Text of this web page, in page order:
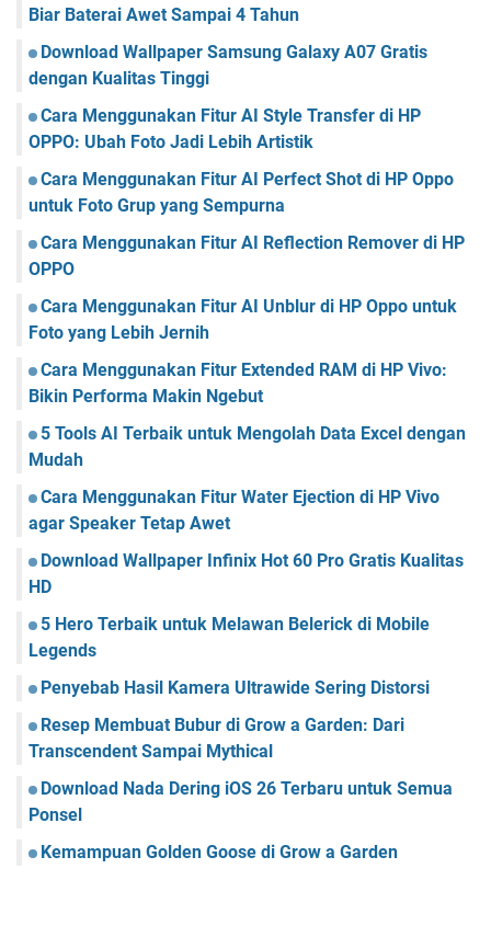
Biar Baterai Awet Sampai 4 Tahun
Download Wallpaper Samsung Galaxy A07 Gratis
dengan Kualitas Tinggi
Cara Menggunakan Fitur AI Style Transfer di HP
OPPO: Ubah Foto Jadi Lebih Artistik
Cara Menggunakan Fitur AI Perfect Shot di HP Oppo
untuk Foto Grup yang Sempurna
Cara Menggunakan Fitur AI Reflection Remover di HP
OPPO
Cara Menggunakan Fitur AI Unblur di HP Oppo untuk
Foto yang Lebih Jernih
Cara Menggunakan Fitur Extended RAM di HP Vivo:
Bikin Performa Makin Ngebut
5 Tools AI Terbaik untuk Mengolah Data Excel dengan
Mudah
Cara Menggunakan Fitur Water Ejection di HP Vivo
agar Speaker Tetap Awet
Download Wallpaper Infinix Hot 60 Pro Gratis Kualitas
HD
5 Hero Terbaik untuk Melawan Belerick di Mobile
Legends
Penyebab Hasil Kamera Ultrawide Sering Distorsi
Resep Membuat Bubur di Grow a Garden: Dari
Transcendent Sampai Mythical
Download Nada Dering iOS 26 Terbaru untuk Semua
Ponsel
Kemampuan Golden Goose di Grow a Garden